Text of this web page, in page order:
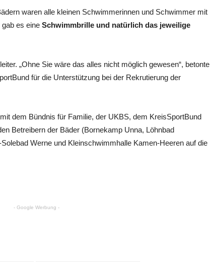
waren alle kleinen Schwimmerinnen und Schwimmer mit
gab es eine Schwimmbrille und natürlich das jeweilige
„Ohne Sie wäre das alles nicht möglich gewesen“, betonte
für die Unterstützung bei der Rekrutierung der
dem Bündnis für Familie, der UKBS, dem KreisSportBund
Betreibern der Bäder (Bornekamp Unna, Löhnbad
Werne und Kleinschwimmhalle Kamen-Heeren auf die
- Google Werbung -